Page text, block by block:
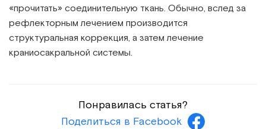
«прочитать» соединительную ткань. Обычно, вслед за
рефлекторным лечением производится
структуральная коррекция, а затем лечение
краниосакральной системы.
Понравилась статья?
Поделиться в Facebook